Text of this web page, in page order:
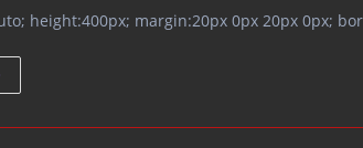
height:400px; margin:20px 0px 20px 0px;